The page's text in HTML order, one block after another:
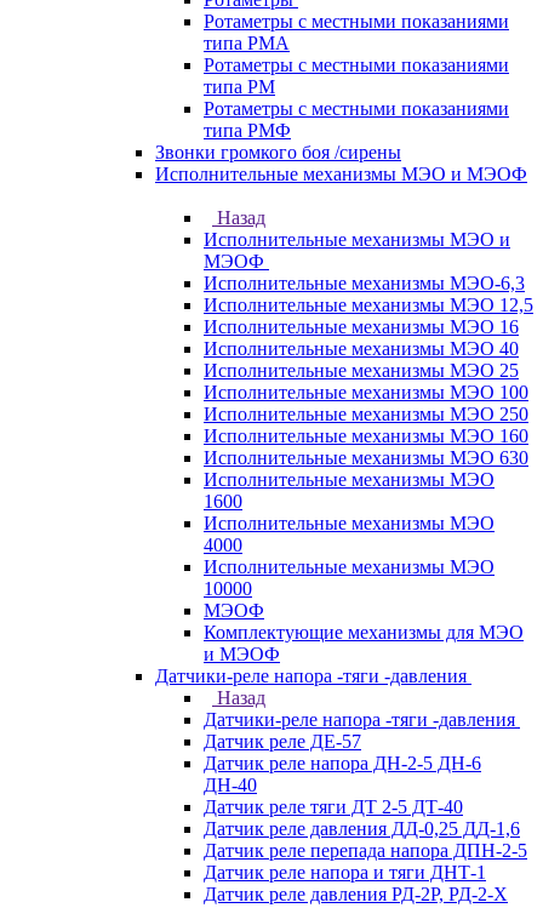
Ротаметры с местными показаниями
типа РМА
Ротаметры с местными показаниями
типа РМ
Ротаметры с местными показаниями
типа РМФ
Звонки громкого боя /сирены
Исполнительные механизмы МЭО и МЭОФ
Назад
Исполнительные механизмы МЭО и
МЭОФ
Исполнительные механизмы МЭО-6,3
Исполнительные механизмы МЭО 12,5
Исполнительные механизмы МЭО 16
Исполнительные механизмы МЭО 40
Исполнительные механизмы МЭО 25
Исполнительные механизмы МЭО 100
Исполнительные механизмы МЭО 250
Исполнительные механизмы МЭО 160
Исполнительные механизмы МЭО 630
Исполнительные механизмы МЭО
1600
Исполнительные механизмы МЭО
4000
Исполнительные механизмы МЭО
10000
МЭОФ
Комплектующие механизмы для МЭО
и МЭОФ
Датчики-реле напора -тяги -давления
Назад
Датчики-реле напора -тяги -давления
Датчик реле ДЕ-57
Датчик реле напора ДН-2-5 ДН-6
ДН-40
Датчик реле тяги ДТ 2-5 ДТ-40
Датчик реле давления ДД-0,25 ДД-1,6
Датчик реле перепада напора ДПН-2-5
Датчик реле напора и тяги ДНТ-1
Датчик реле давления РД-2Р, РД-2-Х